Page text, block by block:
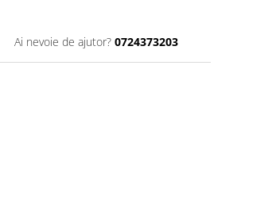
Ai nevoie de ajutor? 0724373203